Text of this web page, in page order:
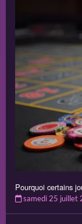
Pourquoi certains
samedi 25 juillet